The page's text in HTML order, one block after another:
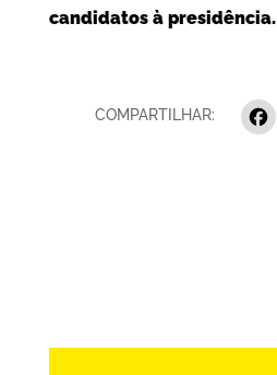
candidatos à presidência.
COMPARTILHAR: